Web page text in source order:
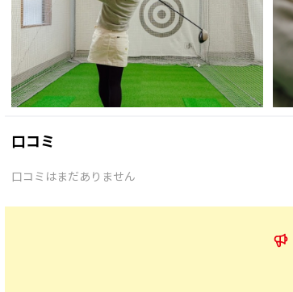
口コミ
口コミはまだありません